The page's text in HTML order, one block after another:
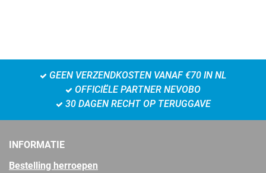
GEEN VERZENDKOSTEN VANAF €70 IN NL
OFFICIËLE PARTNER NEVOBO
30 DAGEN RECHT OP TERUGGAVE
INFORMATIE
Bestelling herroepen